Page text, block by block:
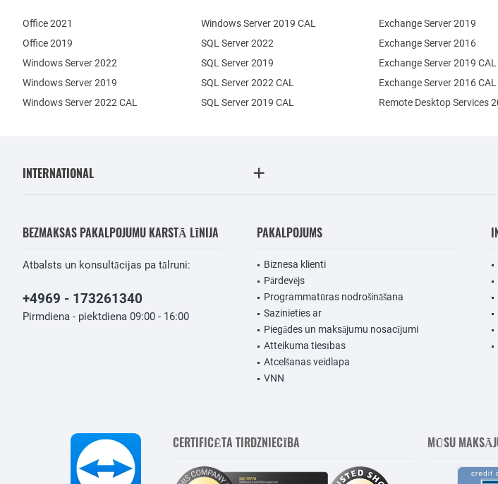
Office 2021
Office 2019
Windows Server 2022
Windows Server 2019
Exchange Server 2019
Exchange Server 2016
SQL Server 2022
SQL Server 2019
Windows Server 2022 CAL
Windows Server 2019 CAL
SQL Server 2022 CAL
SQL Server 2019 CAL
Remote Desktop Services
Exchange Server 2019 CAL
Exchange Server 2016 CAL
INTERNATIONAL
BEZMAKSAS PAKALPOJUMU KARSTĀ LĪNIJA
Atbalsts un konsultācijas pa tālruni:
+4969 - 173261340
Pirmdiena - piektdiena 09:00 - 16:00
PAKALPOJUMS
Biznesa klienti
Pārdevējs
Programmatūras nodrošināšana
Sazinieties ar
Piegādes un maksājumu nosacījumi
Atteikuma tiesības
Atcelšanas veidlapa
VNN
CERTIFICĒTA TIRDZNIECĪBA MŪSU